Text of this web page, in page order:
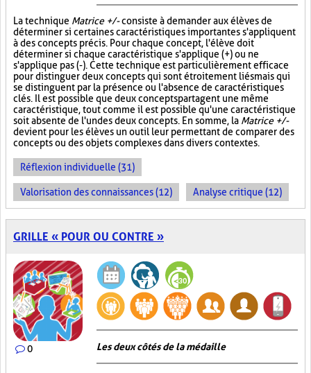
La technique Matrice +/-consiste à demander aux élèves de
déterminer si certaines caractéristiques importantes s'appliquent
à des concepts précis. Pour chaque concept, l'élève doit
déterminer si chaque caractéristique s'applique (+) ou ne
s'applique pas (-). Cette technique est particulièrement efficace
pour distinguer deux concepts qui sont étroitement liés mais qui
se distinguent par la présence ou l'absence de caractéristiques
clés. Il est possible que deux concepts partagent une même
caractéristique, tout comme il est possible qu'une caractéristique
soit absente de l'un des deux concepts. En somme, la Matrice +/-
devient pour les élèves un outil leur permettant de comparer des
concepts ou des objets complexes dans divers contextes.
Réflexion individuelle (31)
Valorisation des connaissances (12) Analyse critique (12)
GRILLE « POUR OU CONTRE »
0 Les deux côtés de la médaille